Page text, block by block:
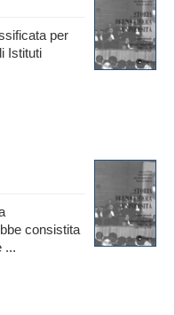
per
Istituti
consistita
...